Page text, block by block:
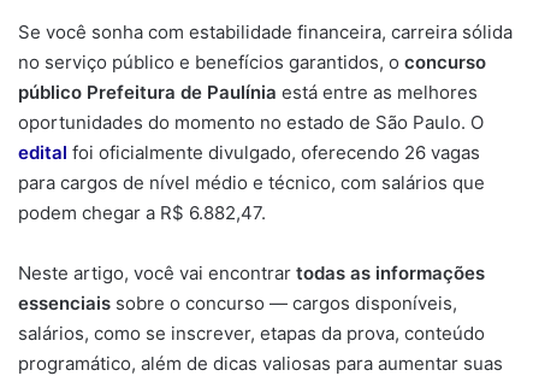
Se você sonha com estabilidade financeira, carreira sólida
no serviço público e benefícios garantidos, o concurso
público Prefeitura de Paulínia está entre as melhores
oportunidades do momento no estado de São Paulo. O
edital foi oficialmente divulgado, oferecendo 26 vagas
para cargos de nível médio e técnico, com salários que
podem chegar a R$ 6.882,47.
Neste artigo, você vai encontrar todas as informações
essenciais sobre o concurso — cargos disponíveis,
salários, como se inscrever, etapas da prova, conteúdo
programático, além de dicas valiosas para aumentar suas